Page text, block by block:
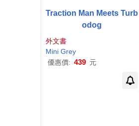
Traction Man Meets Turb
odog
外文書
Mini Grey
優惠價: 439 元